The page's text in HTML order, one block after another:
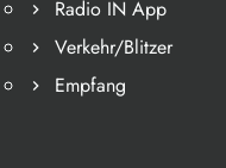
Radio IN App
Verkehr/Blitzer
Empfang